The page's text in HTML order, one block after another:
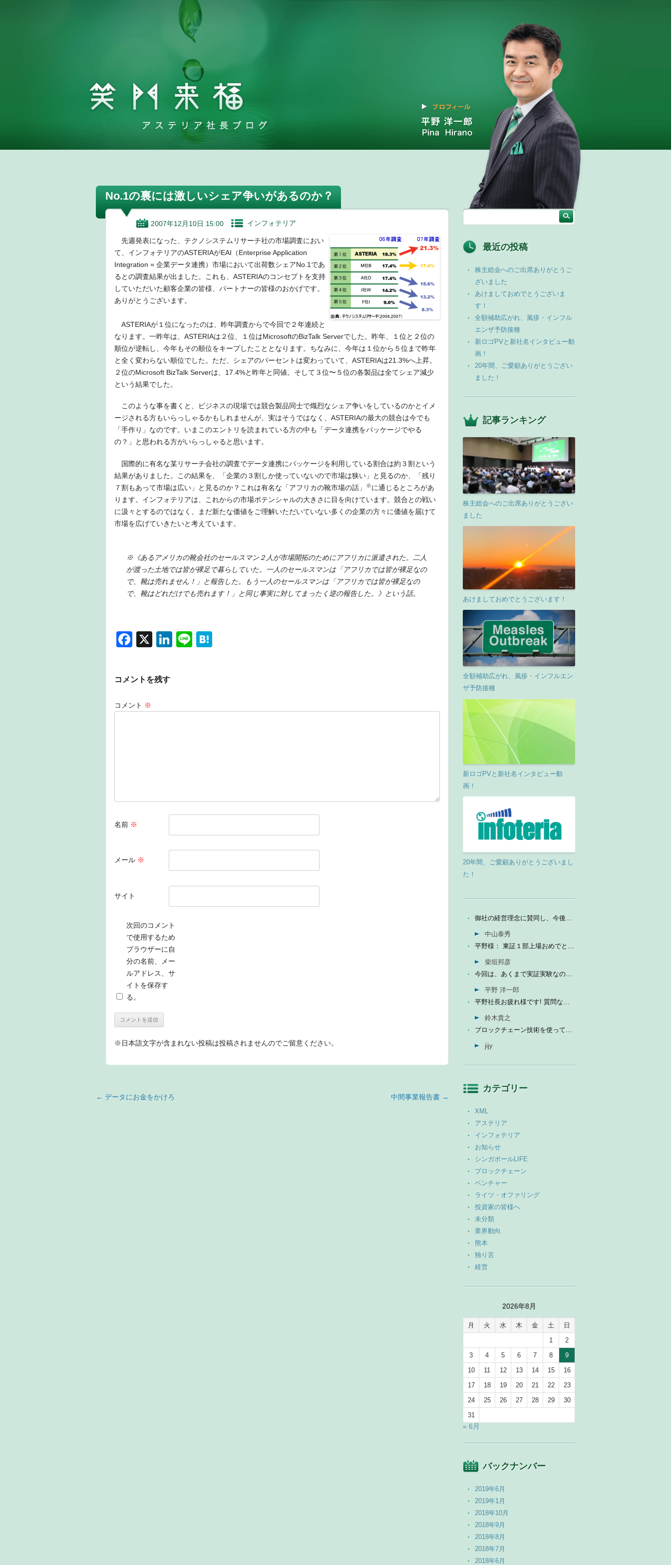
No.1の裏には激しいシェア争いがあるのか？
2007年12月10日 15:00 インフォテリア
先週発表になった、テクノシステムリサーチ社の市場調査におい
て、インフォテリアのASTERIAがEAI（Enterprise Application
Integration = 企業データ連携）市場において出荷数シェアNo.1であ
るとの調査結果が出ました。これも、ASTERIAのコンセプトを支持
していただいた顧客企業の皆様、パートナーの皆様のおかげです。
ありがとうございます。
ASTERIAが１位になったのは、昨年調査からで今回で２年連続と
なります。一昨年は、ASTERIAは２位、１位はMicrosoftのBizTalk Serverでした。昨年、１位と２位の
順位が逆転し、今年もその順位をキープしたこととなります。ちなみに、今年は１位から５位まで昨年
と全く変わらない順位でした。ただ、シェアのパーセントは変わっていて、ASTERIAは21.3%へ上昇。
２位のMicrosoft BizTalk Serverは、17.4%と昨年と同値。そして３位〜５位の各製品は全てシェア減少
という結果でした。
このような事を書くと、ビジネスの現場では競合製品同士で熾烈なシェア争いをしているのかとイメ
ージされる方もいらっしゃるかもしれませんが、実はそうではなく、ASTERIAの最大の競合は今でも
「手作り」なのです。いまこのエントリを読まれている方の中も「データ連携をパッケージでやる
の？」と思われる方がいらっしゃると思います。
国際的に有名な某リサーチ会社の調査でデータ連携にパッケージを利用している割合は約３割という
結果がありました。この結果を、「企業の３割しか使っていないので市場は狭い」と見るのか、「残り
７割もあって市場は広い」と見るのか？これは有名な「アフリカの靴市場の話」
※に通じるところがあ
ります。インフォテリアは、これからの市場ポテンシャルの大きさに目を向けています。競合との戦い
に汲々とするのではなく、まだ新たな価値をご理解いただいていない多くの企業の方々に価値を届けて
市場を広げていきたいと考えています。
※《あるアメリカの靴会社のセールスマン２人が市場開拓のためにアフリカに派遣された。二人
が渡った土地では皆が裸足で暮らしていた。一人のセールスマンは「アフリカでは皆が裸足なの
で、靴は売れません！」と報告した。もう一人のセールスマンは「アフリカでは皆が裸足なの
で、靴はどれだけでも売れます！」と同じ事実に対してまったく逆の報告した。》という話。
F
e
b
X
Li
Li
コメントを残す
コメント ※
名前 ※
メール ※
サイト
次回のコメント
で使用するため
ブラウザーに自
分の名前、メー
ルアドレス、サ
イトを保存す
る。
※日本語文字が含まれない投稿は投稿されませんのでご留意ください。
投稿ナビゲーション
← データにお金をかけろ 中間事業報告書 →
最近の投稿
株主総会へのご出席ありがとうご
ざいました
あけましておめでとうございま
す！
全額補助広がれ、風疹・インフル
エンザ予防接種
新ロゴPVと新社名インタビュー動
画！
20年間、ご愛顧ありがとうござい
ました！
記事ランキング
株主総会へのご出席ありがとうござい
ました
あけましておめでとうございます！
全額補助広がれ、風疹・インフルエン
ザ予防接種
新ロゴPVと新社名インタビュー動
画！
20年間、ご愛顧ありがとうございまし
た！
御社の経営理念に賛同し、今後の成長を期待して今日微量なが...
中山泰秀
平野様： 東証１部上場おめでとうございます。ひとえに平...
柴垣邦彦
今回は、あくまで実証実験なので、当社の売上に関しては未定...
平野 洋一郎
平野社長お疲れ様です! 質問なんですが、インフォテリアはソ...
鈴木貴之
ブロックチェーン技術を使って、現状それなりに触れる機会が...
jijy
カテゴリー
XML
アステリア
インフォテリア
お知らせ
シンガポールLIFE
ブロックチェーン
ベンチャー
ライツ・オファリング
投資家の皆様へ
未分類
業界動向
熊本
独り言
経営
2026年8月
月 火 水 木 金 土
日
1
2
3
4 5 6 7 8
9
10
11 12 13 14 15
16
17
18 19 20 21 22
23
24
25 26 27 28 29
30
31
« 6月
バックナンバー
2019年6月
2019年1月
2018年10月
2018年9月
2018年8月
2018年7月
2018年6月